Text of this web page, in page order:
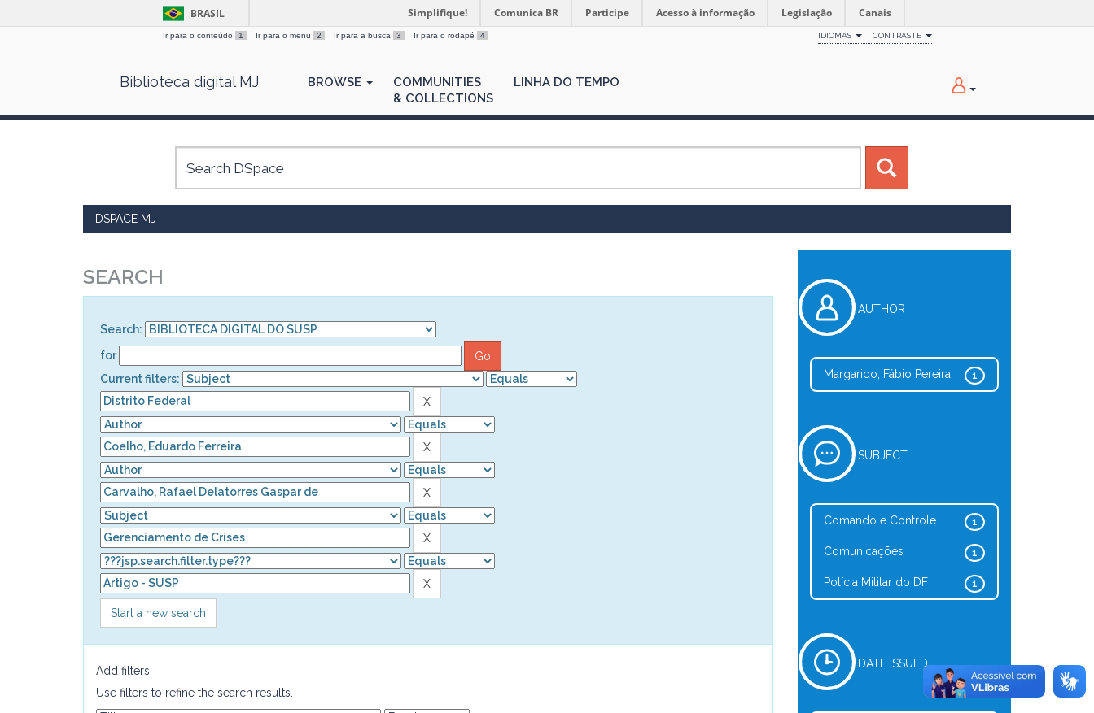
BRASIL Simplifique! Comunica BR Participe Acesso à informação Legislação Canais
Ir para o conteúdo 1 Ir para o menu 2 Ir para a busca 3 Ir para o rodapé 4 IDIOMAS CONTRASTE
Biblioteca digital MJ BROWSE
COMMUNITIES
& COLLECTIONS
LINHA DO TEMPO
DSPACE MJ
SEARCH
Search:
for
Current filters:
Start a new search
Add filters:
Use filters to refine the search results.
AUTHOR
1
Margarido, Fábio Pereira
SUBJECT
1
Comando e Controle
1
Comunicações
1
Polícia Militar do DF
DATE ISSUED